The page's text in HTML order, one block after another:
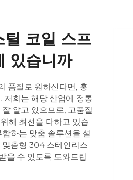
코일 스프
있습니까
품질로 원하신다면, 홍
희는 해당 산업에 정통
알고 있으므로, 고품질
해 최선을 다하고 있습
하는 맞춤 솔루션을 설
맞춤형 304 스테인리스
을 수 있도록 도와드립